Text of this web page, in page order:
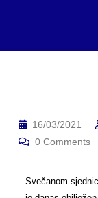
16/03/2021
0 Comments
Svečanom